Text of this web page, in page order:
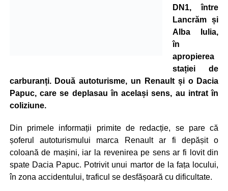
DN1, între
Lancrăm și
Alba Iulia,
în
apropierea
stației de
carburanți. Două autoturisme, un Renault și o Dacia
Papuc, care se deplasau în același sens, au intrat în
coliziune.
Din primele informații primite de redacție, se pare că
șoferul autoturismului marca Renault ar fi depășit o
coloană de mașini, iar la revenirea pe sens ar fi lovit din
spate Dacia Papuc. Potrivit unui martor de la fața locului,
în zona accidentului, traficul se desfășoară cu dificultate.